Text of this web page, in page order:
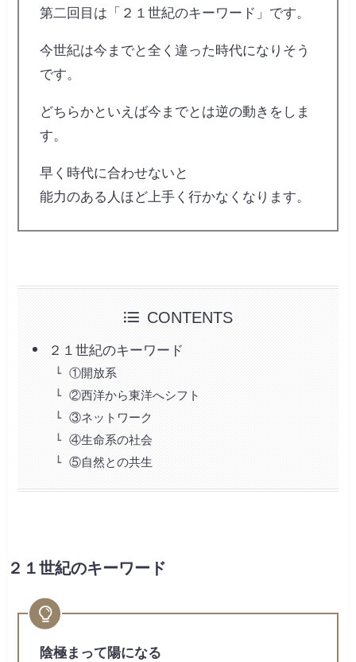
第二回目は「２１世紀のキーワード」です。
今世紀は今までと全く違った時代になりそう
です。
どちらかといえば今までとは逆の動きをしま
す。
早く時代に合わせないと
能力のある人ほど上手く行かなくなります。
CONTENTS
２１世紀のキーワード
①開放系
②西洋から東洋へシフト
③ネットワーク
④生命系の社会
⑤自然との共生
２１世紀のキーワード
陰極まって陽になる